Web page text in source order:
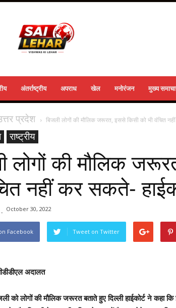
अंतर्राष्ट्रीय अपराध खेल मनोरंजन मुख्य
प्रदेश बिजली लोगों की मौलिक जरूरत, इससे किसी को भी वंचित
राष्ट्रीय
लोगों की मौलिक
नहीं कर सकते-
- October 30, 2022
Facebook Tweet on Twitter
अदालत
को लोगों की मौलिक जरूरत बताते हुए दिल्ली हाईकोर्ट ने कहा